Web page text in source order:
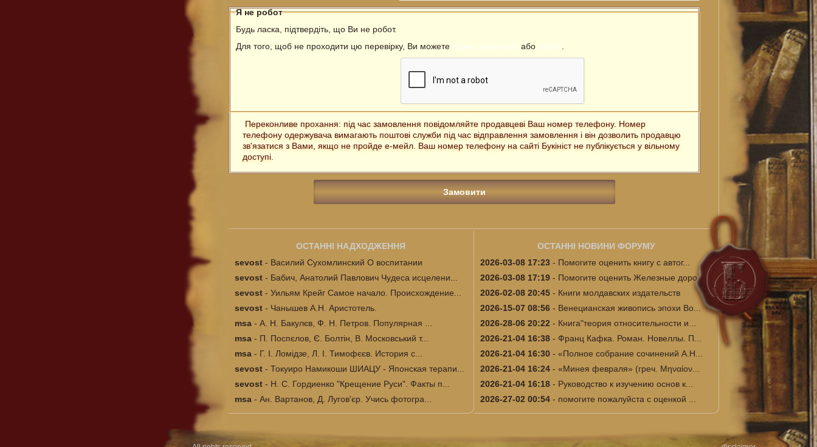
Я не робот
Будь ласка, підтвердіть, що Ви не робот.
Для того, щоб не проходити цю перевірку, Ви можете зареєструватися абоувійти
Переконливе прохання: під час замовлення повідомляйте продавцеві Ваш номер телефону. Номер
телефону одержувача вимагають поштові служби під час відправлення замовлення і він дозволить продавцю
зв'язатися з Вами, якщо не пройде е-мейл. Ваш номер телефону на сайті Букініст не публікується у вільному
доступі.
ОСТАННІ НАДХОДЖЕННЯ
sevost - Василий Сухомлинский О воспитании
sevost - Бабич, Анатолий Павлович Чудеса исцелени...
sevost -Уильям Крейг Самое начало. Происхождение...
sevost - Чанышев А.Н. Аристотель.
msa -А. Н. Бакулєв, Ф. Н. Петров. Популярная ...
msa - П. Поспєлов, Є. Болтін, В. Московський т...
msa - Г. І. Ломідзе, Л. І. Тимофєєв. История с...
sevost -Токуиро Намикоши ШИАЦУ - Японская терапи...
sevost - Н. С. Гордиенко "Крещение Руси". Факты п...
msa -Ан. Вартанов, Д. Лугов'єр. Учись фотогра...
ОСТАННІ НОВИНИ ФОРУМУ
2026-03-08 17:23- Помогите оценить книгу с автог...
2026-03-08 17:19- Помогите оценить Железные доро...
2026-02-08 20:45- Книги молдавских издательств
2026-15-07 08:56- Венецианская живопись эпохи Во...
2026-28-06 20:22 - Книга"теория относительности и...
2026-21-04 16:38- Франц Кафка. Роман. Новеллы. П...
2026-21-04 16:30- «Полное собрание сочинений А.Н...
2026-21-04 16:24- «Минея февраля» (греч. Μηναίον...
2026-21-04 16:18- Руководство к изучению основ к...
2026-27-02 00:54- помогите пожалуйста с оценкой ...